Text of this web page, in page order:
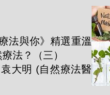
法與你》精選重溫
法？（三）
大明 (自然療法醫